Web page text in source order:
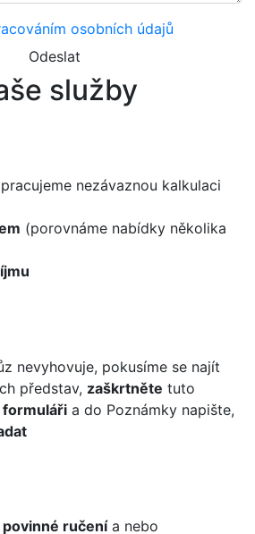
osobních údajů
Odeslat
služby
nezávaznou kalkulaci
(porovnáme nabídky několika
nevyhovuje, pokusíme se najít
představ, zaškrtněte tuto
formuláři a do Poznámky napište,
ručenía nebo